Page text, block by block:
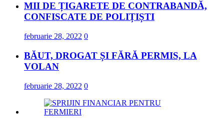
MII DE ȚIGARETE DE CONTRABANDĂ,
CONFISCATE DE POLIȚIȘTI
februarie 28, 2022 0
BĂUT, DROGAT ȘI FĂRĂ PERMIS, LA
VOLAN
februarie 28, 2022 0